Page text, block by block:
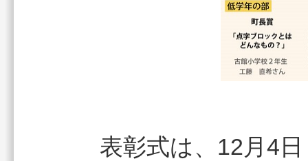
表彰式は、12月4